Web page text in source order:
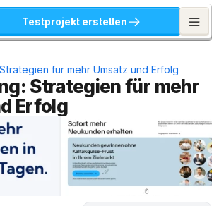
Testprojekt erstellen
für mehr Umsatz und Erfolg
Strategien für mehr
Erfolg